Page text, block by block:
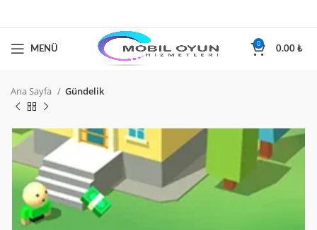
MENÜ
0
0.00 ₺
Ana Sayfa Gündelik